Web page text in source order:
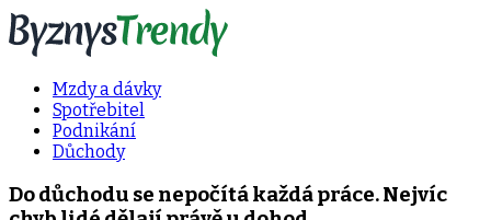
Mzdy a dávky
Spotřebitel
Podnikání
Důchody
Do důchodu se nepočítá každá práce. Nejvíc